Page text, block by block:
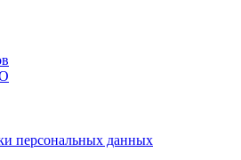
персональных данных